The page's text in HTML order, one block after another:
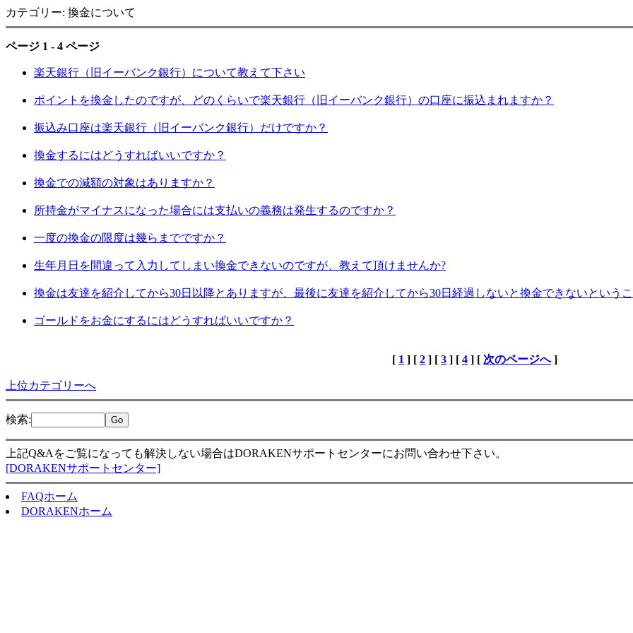
カテゴリー: 換金について
ページ 1 - 4 ページ
楽天銀行（旧イーバンク銀行）について教えて下さい
ポイントを換金したのですが、どのくらいで楽天銀行（旧イーバンク銀行）の口座に振込まれますか？
振込み口座は楽天銀行（旧イーバンク銀行）だけですか？
換金するにはどうすればいいですか？
換金での減額の対象はありますか？
所持金がマイナスになった場合には支払いの義務は発生するのですか？
一度の換金の限度は幾らまでですか？
生年月日を間違って入力してしまい換金できないのですが、教えて頂けませんか?
換金は友達を紹介してから30日以降とありますが、最後に友達を紹介してから30日経過しないと換金できないという
ゴールドをお金にするにはどうすればいいですか？
[ 1 ] [ 2 ] [ 3 ] [ 4 ] [ 次のページへ]
上位カテゴリーへ
検索:
上記Q&Aをご覧になっても解決しない場合はDORAKENサポートセンターにお問い合わせ下さい。
[DORAKENサポートセンター]
FAQホーム
DORAKENホーム